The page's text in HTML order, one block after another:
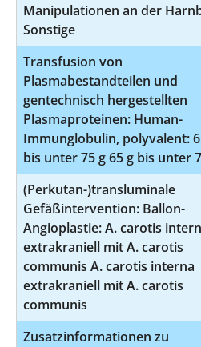
Manipulationen an der
Sonstige
Transfusion von
Plasmabestandteilen und
gentechnisch hergestellten
Plasmaproteinen: Human-
Immunglobulin, polyvalent:
bis unter 75 g 65 g bis unter
(Perkutan-)transluminale
Gefäßintervention: Ballon-
Angioplastie: A. carotis
extrakraniell mit A. carotis
communis A. carotis interna
extrakraniell mit A. carotis
communis
Zusatzinformationen zu